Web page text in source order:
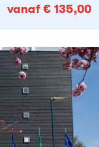
vanaf € 135,00